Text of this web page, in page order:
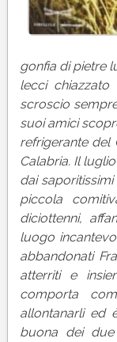
gonfia di pietre
lecci
scroscio
suoiamici
refrigerante del
Calabria. Il
dai
piccola
diciottenni,
luogo
abbandonati
atterriti e
comporta
allontanarli ed
buona dei